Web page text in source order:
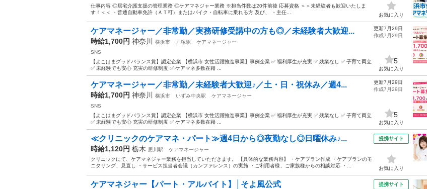
仕事内容 ◎居宅介護支援の管理業務 ◎ケアマネジャー業務 ※担当件数は20件前後 応募資格 ＞＞未経験者も歓迎いたしま
す！＜＜ ・普通自動車免許（ＡＴ可）またはバイク・自転車に乗れる方 及び、 ・主任...
お気に入り
ケアマネージャー／非常勤／実務研修受講中の方も◎／未経験者大歓迎...
時給1,700円 神奈川 横浜市 戸塚駅
ケアマネージャー
SNS
【よこはまグッドバランス賞】認定企業 【横浜市 女性活躍推進事業】事例企業 ✅ 福利厚生が充実 ✅ 残業なし ✅ 子育て両立
✅ 未経験でも安心 充実の研修制度 ✅ ケアマネ多数在籍 ...
更新7月29日
作成7月29日
5
お気に入り
ケアマネージャー／非常勤／未経験者大歓迎♪／土・日・祝休み／週4...
時給1,700円 神奈川 横浜市 いずみ中央駅
ケアマネージャー
SNS
【よこはまグッドバランス賞】認定企業 【横浜市 女性活躍推進事業】事例企業 ✅ 福利厚生が充実 ✅ 残業なし ✅ 子育て両立
✅ 未経験でも安心 充実の研修制度 ✅ ケアマネ多数在籍 ...
更新7月29日
作成7月29日
5
お気に入り
≪クリニックのケアマネ・パート≫週4日から◎夜勤なし◎日曜休み♪...
時給1,120円 栃木 思川駅
ケアマネージャー
クリニックにて、ケアマネジャー業務を担当していただきます。 【具体的な業務内容】 ・ケアプラン作成 ・ケアプランのモ
ニタリング、見直し ・サービス担当者会議（カンファレンス）の実施 ・ご利用者様、ご家族様からの相談対応 ・...
提携サイト
お気に入り
ケアマネジャー【パート・アルバイト】│そよ風公式 提携サイト